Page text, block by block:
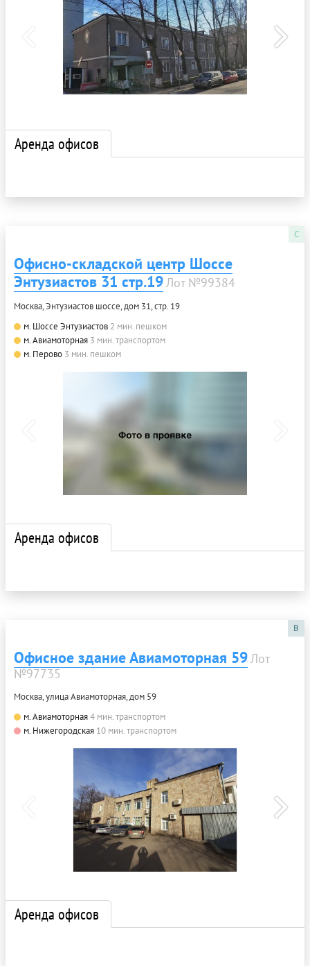
Аренда офисов
C
Офисно-складской центр Шоссе
Энтузиастов 31 стр.19Лот №99384
Москва, Энтузиастов шоссе, дом 31, стр. 19
м. Шоссе Энтузиастов 2 мин. пешком
м. Авиамоторная 3 мин. транспортом
м. Перово 3 мин. пешком
Аренда офисов
B
Офисное здание Авиамоторная 59Лот
№97735
Москва, улица Авиамоторная, дом 59
м. Авиамоторная4 мин. транспортом
м. Нижегородская 10 мин. транспортом
Аренда офисов